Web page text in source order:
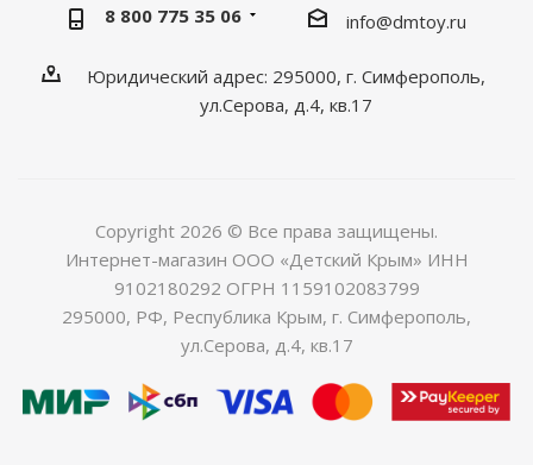
8 800 775 35 06 info@dmtoy.ru
Юридический адрес: 295000, г. Симферополь,
ул.Серова, д.4, кв.17
Copyright 2026 © Все права защищены.
Интернет-магазин ООО «Детский Крым» ИНН
9102180292 ОГРН 1159102083799
295000, РФ, Республика Крым, г. Симферополь,
ул.Серова, д.4, кв.17